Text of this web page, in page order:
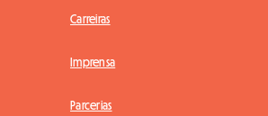
Carreiras
Imprensa
Parcerias